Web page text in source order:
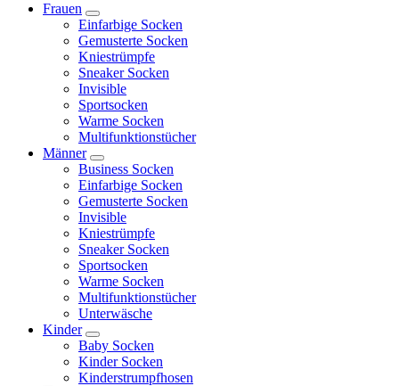
Frauen
Einfarbige Socken
Gemusterte Socken
Kniestrümpfe
Sneaker Socken
Invisible
Sportsocken
Warme Socken
Multifunktionstücher
Männer
Business Socken
Einfarbige Socken
Gemusterte Socken
Invisible
Kniestrümpfe
Sneaker Socken
Sportsocken
Warme Socken
Multifunktionstücher
Unterwäsche
Kinder
Baby Socken
Kinder Socken
Kinderstrumpfhosen